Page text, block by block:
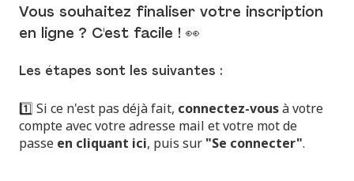
Vous souhaitez finaliser votre inscription
en ligne ? C'est facile ! 👀
Les étapes sont les suivantes :
1️⃣ Si ce n'est pas déjà fait, connectez-vousà votre
compte avec votre adresse mail et votre mot de
passe en cliquant ici, puis sur "Se connecter".